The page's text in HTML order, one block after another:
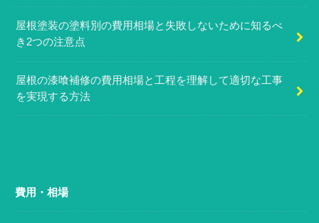
屋根塗装の塗料別の費用相場と失敗しないために知るべ
き2つの注意点
屋根の漆喰補修の費用相場と工程を理解して適切な工事
を実現する方法
費用・相場